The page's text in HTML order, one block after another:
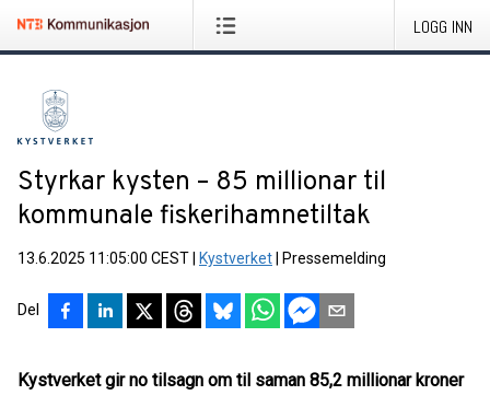
LOGG INN
Styrkar kysten – 85 millionar til
kommunale fiskerihamnetiltak
13.6.2025 11:05:00 CEST Kystverket Pressemelding
Del
Kystverket gir no tilsagn om til saman 85,2 millionar kroner